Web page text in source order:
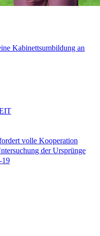
Kabinettsumbildung an
volle Kooperation
der Ursprünge